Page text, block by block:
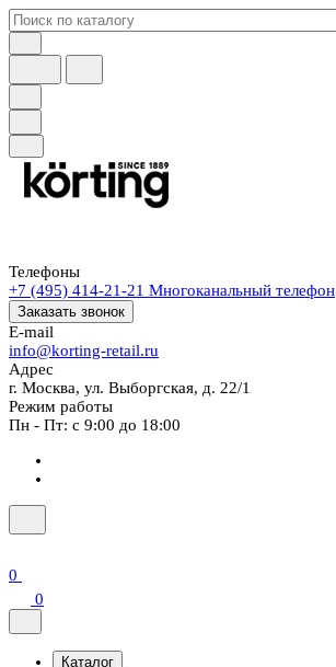
Телефоны
+7 (495) 414-21-21 Многоканальный телефон
Заказать звонок
E-mail
info@korting-retail.ru
Адрес
г. Москва, ул. Выборгская, д. 22/1
Режим работы
Пн - Пт: с 9:00 до 18:00
0
0
Каталог